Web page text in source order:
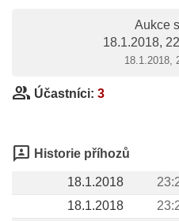
Aukce
18.1.2018,
18.1.2018,
group Účastníci: 3
3p Historie příhozů
18.1.2018
18.1.2018